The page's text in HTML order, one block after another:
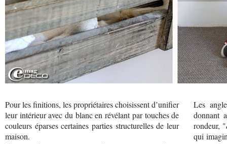
Pour les finitions, les propriétaires choisissent d’unifier
leur intérieur avec du blanc en révélant par touches de
couleurs éparses certaines parties structurelles de leur
maison.
Les
donnant
rondeur, "
qui